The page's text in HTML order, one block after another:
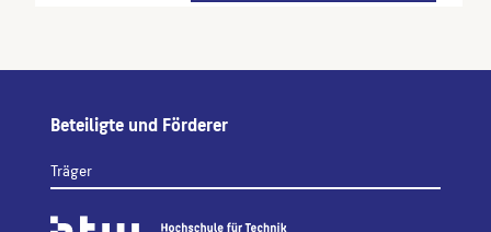
Beteiligte und Förderer
Träger